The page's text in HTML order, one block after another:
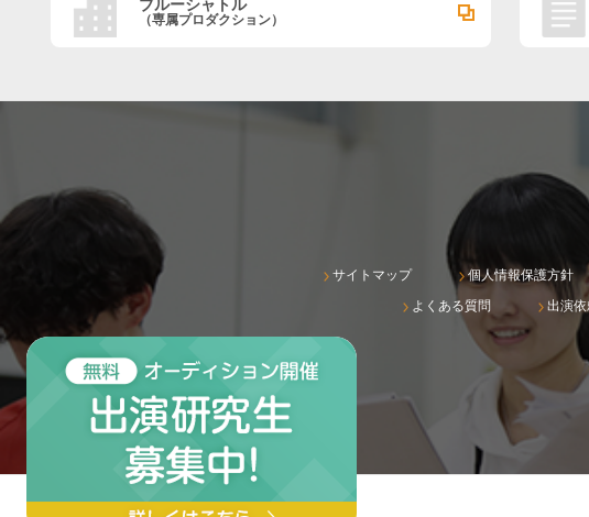
ブルーシャトル
（専属プロダクション）
サイトマップ 個人情報保護方針
よくある質問
出演